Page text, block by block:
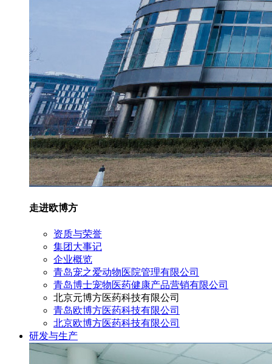
走进欧博方
资质与荣誉
集团大事记
企业概览
青岛宠之爱动物医院管理有限公司
青岛博士宠物医药健康产品营销有限公司
北京元博方医药科技有限公司
青岛欧博方医药科技有限公司
北京欧博方医药科技有限公司
研发与生产